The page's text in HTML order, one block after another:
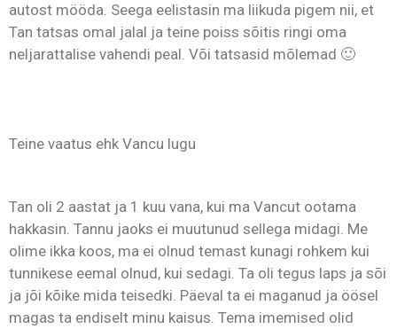
autost mööda. Seega eelistasin ma liikuda pigem nii, et
Tan tatsas omal jalal ja teine poiss sõitis ringi oma
neljarattalise vahendi peal. Või tatsasid mõlemad 🙂
Teine vaatus ehk Vancu lugu
Tan oli 2 aastat ja 1 kuu vana, kui ma Vancut ootama
hakkasin. Tannu jaoks ei muutunud sellega midagi. Me
olime ikka koos, ma ei olnud temast kunagi rohkem kui
tunnikese eemal olnud, kui sedagi. Ta oli tegus laps ja sõi
ja jõi kõike mida teisedki. Päeval ta ei maganud ja öösel
magas ta endiselt minu kaisus. Tema imemised olid